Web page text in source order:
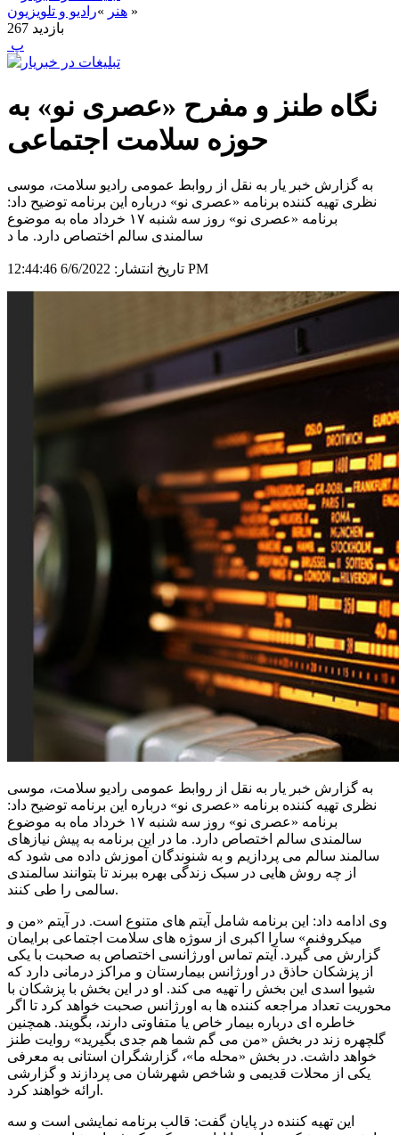
هنر »رادیو و تلویزیون
»
267 بازدید
‍ پ
نگاه طنز و مفرح «عصری نو» به
حوزه سلامت اجتماعی
به گزارش خبر یار به نقل از روابط عمومی رادیو سلامت، موسی
نظری تهیه کننده برنامه «عصری نو» درباره این برنامه توضیح داد:
برنامه «عصری نو» روز سه شنبه ۱۷ خرداد ماه به موضوع
سالمندی سالم اختصاص دارد. ما د
تاریخ انتشار: 6/6/2022 12:44:46 PM
به گزارش خبر یار به نقل از روابط عمومی رادیو سلامت، موسی
نظری تهیه کننده برنامه «عصری نو» درباره این برنامه توضیح داد:
برنامه «عصری نو» روز سه شنبه ۱۷ خرداد ماه به موضوع
سالمندی سالم اختصاص دارد. ما در این برنامه به پیش نیازهای
سالمند سالم می پردازیم و به شنوندگان آموزش داده می شود که
از چه روش هایی در سبک زندگی بهره ببرند تا بتوانند سالمندی
سالمی را طی کنند.
وی ادامه داد: این برنامه شامل آیتم های متنوع است. در آیتم «من و
میکروفنم» سارا اکبری از سوژه های سلامت اجتماعی برایمان
گزارش می گیرد. آیتم تماس اورژانسی اختصاص به صحبت با یکی
از پزشکان حاذق در اورژانس بیمارستان و مراکز درمانی دارد که
شیوا اسدی این بخش را تهیه می کند. او در این بخش با پزشکان با
محوریت تعداد مراجعه کننده ها به اورژانس صحبت خواهد کرد تا اگر
خاطره ای درباره بیمار خاص یا متفاوتی دارند، بگویند. همچنین
گلچهره زند در بخش «من می گم شما هم جدی بگیرید» روایت طنز
خواهد داشت. در بخش «محله ما»، گزارشگران استانی به معرفی
یکی از محلات قدیمی و شاخص شهرشان می پردازند و گزارشی
ارائه خواهند کرد.
این تهیه کننده در پایان گفت: قالب برنامه نمایشی است و سه